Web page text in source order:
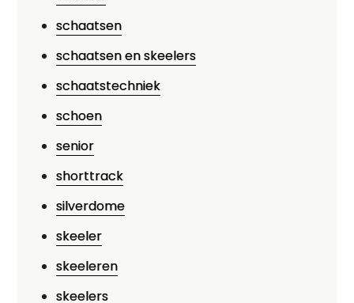
schaatsen
schaatsen en skeelers
schaatstechniek
schoen
senior
shorttrack
silverdome
skeeler
skeeleren
skeelers